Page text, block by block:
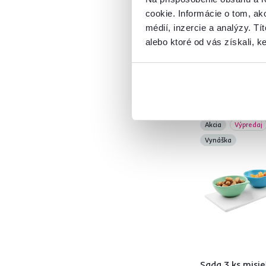
cookie. Informácie o tom,
médií, inzercie a analýzy.
alebo ktoré od vás získali,
14 €
9,90 €
Akcia
Výpredaj
Vynáška